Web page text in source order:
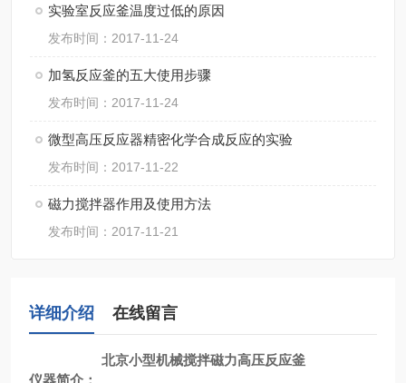
实验室反应釜温度过低的原因
发布时间：2017-11-24
加氢反应釜的五大使用步骤
发布时间：2017-11-24
微型高压反应器精密化学合成反应的实验
发布时间：2017-11-22
磁力搅拌器作用及使用方法
发布时间：2017-11-21
详细介绍 在线留言
北京小型机械搅拌磁力高压反应釜
仪器简介：